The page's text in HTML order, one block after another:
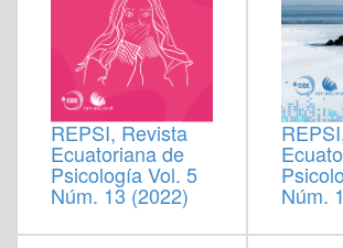
REPSI, Revista
Ecuatoriana de
Psicología Vol. 5
Núm. 13 (2022) Núm.